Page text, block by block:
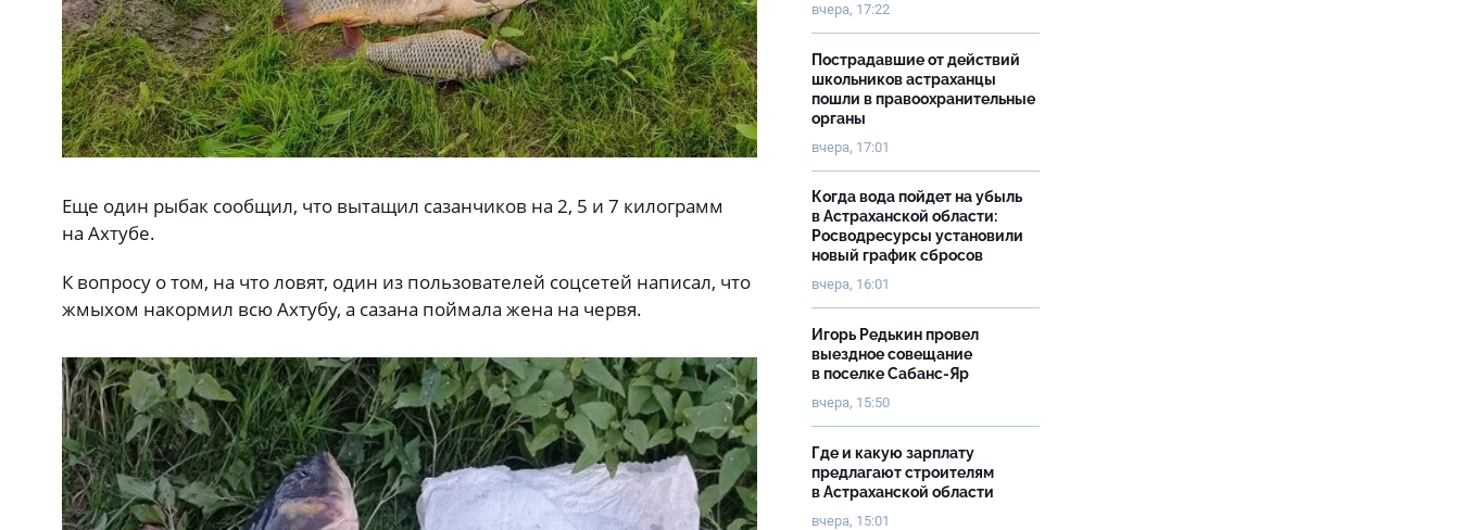
Еще один рыбак сообщил, что вытащил сазанчиков на 2, 5 и 7 килограмм
на Ахтубе.
К вопросу о том, на что ловят, один из пользователей соцсетей написал, что
жмыхом накормил всю Ахтубу, а сазана поймала жена на червя.
вчера, 17:22
Пострадавшие от действий
школьников астраханцы
пошли в правоохранительные
органы
вчера, 17:01
Когда вода пойдет на убыль
в Астраханской области:
Росводресурсы установили
новый график сбросов
вчера, 16:01
Игорь Редькин провел
выездное совещание
в поселке Сабанс-Яр
вчера, 15:50
Где и какую зарплату
предлагают строителям
в Астраханской области
вчера, 15:01